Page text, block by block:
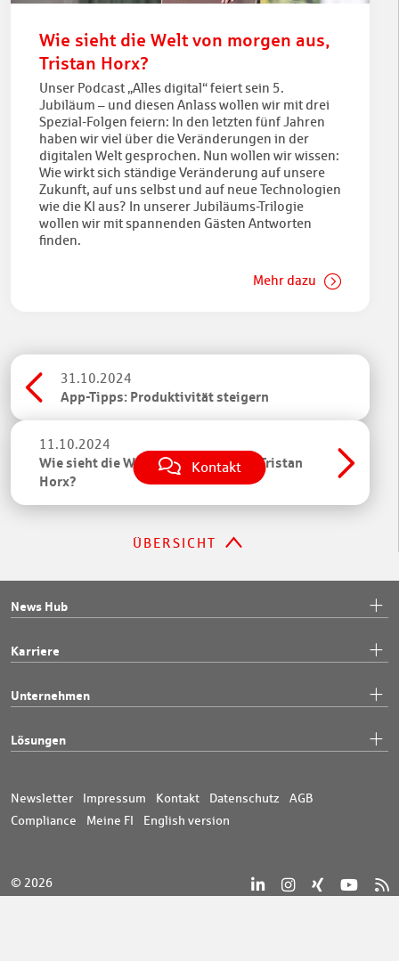
Kontakt
Wie sieht die Welt von morgen aus,
Tristan Horx?
Unser Podcast „Alles digital“ feiert sein 5.
Jubiläum – und diesen Anlass wollen wir mit drei
Spezial-Folgen feiern: In den letzten fünf Jahren
haben wir viel über die Veränderungen in der
digitalen Welt gesprochen. Nun wollen wir wissen:
Wie wirkt sich ständige Veränderung auf unsere
Zukunft, auf uns selbst und auf neue Technologien
wie die KI aus? In unserer Jubiläums-Trilogie
wollen wir mit spannenden Gästen Antworten
finden.
Mehr dazu
31.10.2024
App-Tipps: Produktivität steigern
11.10.2024
Wie sieht die Welt von morgen aus, Tristan
Horx?
ÜBERSICHT
News Hub
Karriere
Unternehmen
Lösungen
Newsletter Impressum Kontakt Datenschutz
AGB
Compliance
Meine FI English version
© 2026